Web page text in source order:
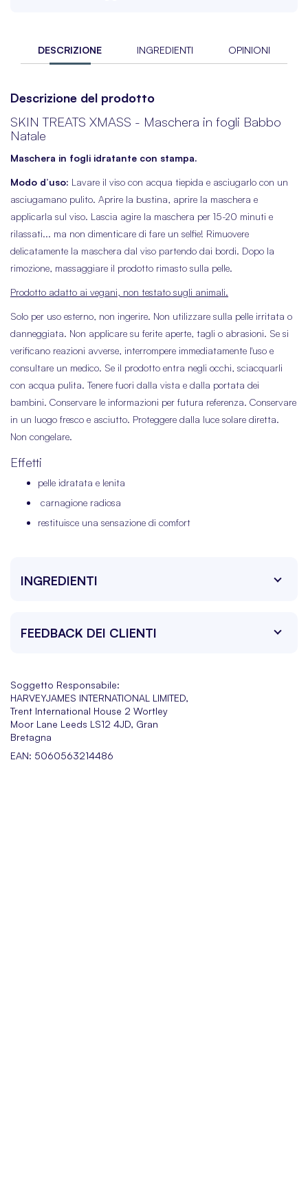
DESCRIZIONE INGREDIENTI OPINIONI
Descrizione del prodotto
SKIN TREATS XMASS - Maschera in fogli Babbo
Natale
Maschera in fogli idratante con stampa.
Modo d’uso: Lavare il viso con acqua tiepida e asciugarlo con un
asciugamano pulito. Aprire la bustina, aprire la maschera e
applicarla sul viso. Lascia agire la maschera per 15-20 minuti e
rilassati... ma non dimenticare di fare un selfie! Rimuovere
delicatamente la maschera dal viso partendo dai bordi. Dopo la
rimozione, massaggiare il prodotto rimasto sulla pelle.
Prodotto adatto ai vegani, non testato sugli animali.
Solo per uso esterno, non ingerire. Non utilizzare sulla pelle irritata o
danneggiata. Non applicare su ferite aperte, tagli o abrasioni. Se si
verificano reazioni avverse, interrompere immediatamente l'uso e
consultare un medico. Se il prodotto entra negli occhi, sciacquarli
con acqua pulita. Tenere fuori dalla vista e dalla portata dei
bambini. Conservare le informazioni per futura referenza. Conservare
in un luogo fresco e asciutto. Proteggere dalla luce solare diretta.
Non congelare.
Effetti
pelle idratata e lenita
carnagione radiosa
restituisce una sensazione di comfort
INGREDIENTI
FEEDBACK DEI CLIENTI
Soggetto Responsabile:
HARVEYJAMES INTERNATIONAL LIMITED,
Trent International House 2 Wortley
Moor Lane Leeds LS12 4JD, Gran
Bretagna
EAN: 5060563214486